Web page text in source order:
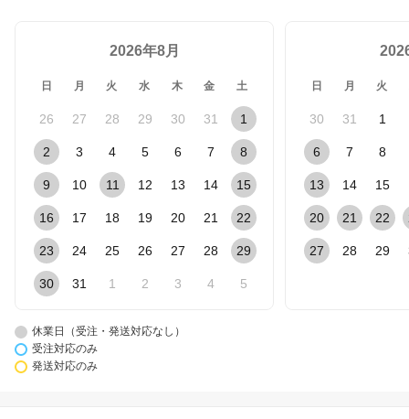
2026年8月
日 月 火 水 木 金 土
26 27 28 29 30 31 1
2 3 4 5 6 7 8
9 10 11 12 13 14 15
16 17 18 19 20 21 22
23 24 25 26 27 28 29
30 31 1 2 3 4 5
日 月 火
30 31 1
6 7 8
13 14 15
20 21 22
27 28 29
休業日（受注・発送対応なし）
受注対応のみ
発送対応のみ